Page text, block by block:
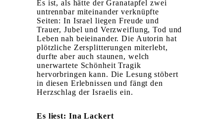
Es ist, als hätte der Granatapfel zwei
untrennbar miteinander verknüpfte
Seiten: In Israel liegen Freude und
Trauer, Jubel und Verzweiflung, Tod und
Leben nah beieinander. Die Autorin hat
plötzliche Zersplitterungen miterlebt,
durfte aber auch staunen, welch
unerwartete Schönheit Tragik
hervorbringen kann. Die Lesung stöbert
in diesen Erlebnissen und fängt den
Herzschlag der Israelis ein.
Es liest: Ina Lackert